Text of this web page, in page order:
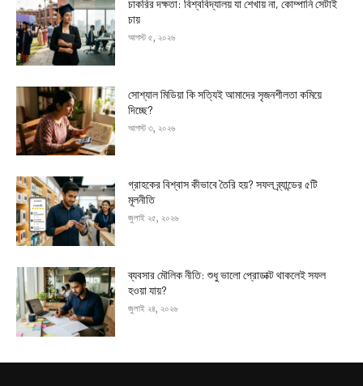
চাকরির দক্ষতা: বিশ্ববিদ্যালয় যা শেখায় না, কোম্পানি সেটাই
চায়
আগস্ট ৫, ২০২৬
সোশ্যাল মিডিয়া কি সত্যিই আমাদের সৃজনশীলতা কমিয়ে
দিচ্ছে?
আগস্ট ৩, ২০২৬
গ্রাহকের বিশ্বাস কীভাবে তৈরি হয়? সফল ব্র্যান্ডের ৫টি
মূলনীতি
জুলাই ২৫, ২০২৬
ব্যবসার মৌলিক নীতি: শুধু ভালো প্রোডাক্ট থাকলেই সফল
হওয়া যায়?
জুলাই ২৪, ২০২৬